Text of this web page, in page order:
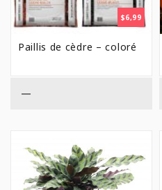
$6,99
Paillis de cèdre – coloré
—